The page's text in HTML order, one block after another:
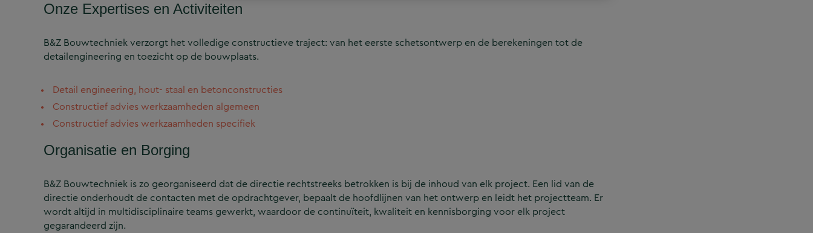
Onze Expertises en Activiteiten
B&Z Bouwtechniek verzorgt het volledige constructieve traject: van het eerste schetsontwerp en de berekeningen tot de
detailengineering en toezicht op de bouwplaats.
Detail engineering, hout- staal en betonconstructies
Constructief advies werkzaamheden algemeen
Constructief advies werkzaamheden specifiek
Organisatie en Borging
B&Z Bouwtechniek is zo georganiseerd dat de directie rechtstreeks betrokken is bij de inhoud van elk project. Een lid van de
directie onderhoudt de contacten met de opdrachtgever, bepaalt de hoofdlijnen van het ontwerp en leidt het projectteam. Er
wordt altijd in multidisciplinaire teams gewerkt, waardoor de continuïteit, kwaliteit en kennisborging voor elk project
gegarandeerd zijn.